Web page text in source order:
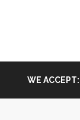
WE ACCEPT: